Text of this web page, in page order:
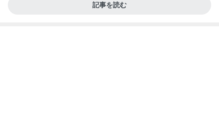
市川團十郎白猿オフィシャルB